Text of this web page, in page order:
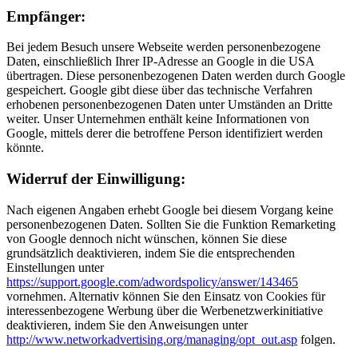
Empfänger:
Bei jedem Besuch unsere Webseite werden personenbezogene
Daten, einschließlich Ihrer IP-Adresse an Google in die USA
übertragen. Diese personenbezogenen Daten werden durch Google
gespeichert. Google gibt diese über das technische Verfahren
erhobenen personenbezogenen Daten unter Umständen an Dritte
weiter. Unser Unternehmen enthält keine Informationen von
Google, mittels derer die betroffene Person identifiziert werden
könnte.
Widerruf der Einwilligung:
Nach eigenen Angaben erhebt Google bei diesem Vorgang keine
personenbezogenen Daten. Sollten Sie die Funktion Remarketing
von Google dennoch nicht wünschen, können Sie diese
grundsätzlich deaktivieren, indem Sie die entsprechenden
Einstellungen unter
https://support.google.com/adwordspolicy/answer/143465
vornehmen. Alternativ können Sie den Einsatz von Cookies für
interessenbezogene Werbung über die Werbenetzwerkinitiative
deaktivieren, indem Sie den Anweisungen unter
http://www.networkadvertising.org/managing/opt_out.asp folgen.